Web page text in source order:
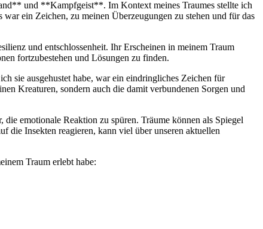
und **Kampfgeist**. ‌Im Kontext meines Traumes⁣ stellte ich
ein Zeichen, zu meinen Überzeugungen zu stehen und‌ für das
und⁤ entschlossenheit. Ihr Erscheinen⁣ in meinem Traum
fortzubestehen und Lösungen zu finden.
sie ausgehustet habe, ​war ⁤ein eindringliches Zeichen für
Kreaturen, sondern auch die damit verbundenen Sorgen und
‌emotionale Reaktion zu ‍spüren. Träume‍ können als Spiegel
die​ Insekten reagieren, kann⁣ viel über ⁤unseren aktuellen
⁤Traum erlebt habe: